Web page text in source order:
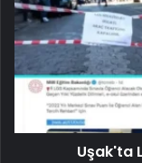
Uşak'ta